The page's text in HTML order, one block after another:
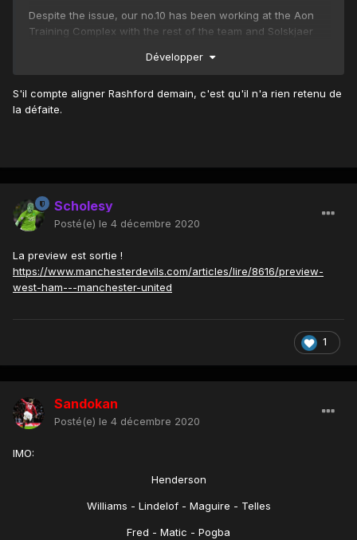
Despite the issue, our no.10 has been working at the Aon
Training Complex with the rest of the team and Solskjaer
London Stadium at 17:30 GMT on Saturday.
Développer
S'il compte aligner Rashford demain, c'est qu'il n'a rien retenu de
la défaite.
Scholesy
Posté(e) le 4 décembre 2020
La preview est sortie !
https://www.manchesterdevils.com/articles/lire/8616/preview-
west-ham---manchester-united
1
Sandokan
Posté(e) le 4 décembre 2020
IMO:
Henderson
Williams - Lindelof - Maguire - Telles
Fred - Matic - Pogba